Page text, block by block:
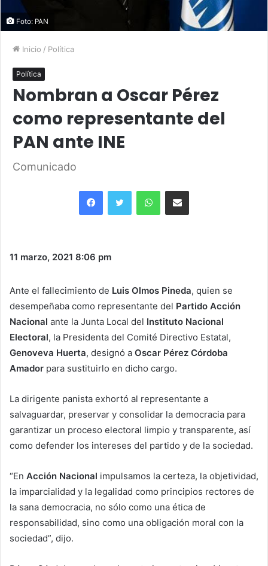
Foto: PAN
Inicio / Política
Política
Nombran a Oscar Pérez
como representante del
PAN ante INE
Comunicado
FacebookTwitter WhatsAppShare via Email
11 marzo, 2021 8:06 pm
Ante el fallecimiento de Luis Olmos Pineda, quien se
desempeñaba como representante del Partido Acción
Nacional ante la Junta Local del Instituto Nacional
Electoral, la Presidenta del Comité Directivo Estatal,
Genoveva Huerta, designó a Oscar Pérez Córdoba
Amador para sustituirlo en dicho cargo.
La dirigente panista exhortó al representante a
salvaguardar, preservar y consolidar la democracia para
garantizar un proceso electoral limpio y transparente, así
como defender los intereses del partido y de la sociedad.
“En Acción Nacional impulsamos la certeza, la objetividad,
la imparcialidad y la legalidad como principios rectores de
la sana democracia, no sólo como una ética de
responsabilidad, sino como una obligación moral con la
sociedad”, dijo.